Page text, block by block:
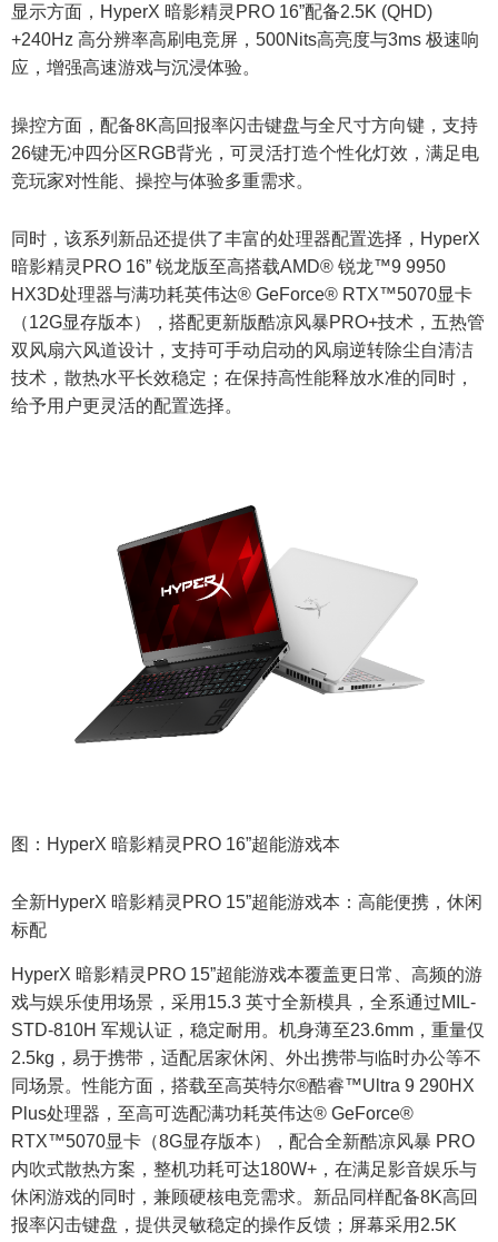
显示方面，HyperX 暗影精灵PRO 16”配备2.5K (QHD)
+240Hz 高分辨率高刷电竞屏，500Nits高亮度与3ms 极速响
应，增强高速游戏与沉浸体验。
操控方面，配备8K高回报率闪击键盘与全尺寸方向键，支持
26键无冲四分区RGB背光，可灵活打造个性化灯效，满足电
竞玩家对性能、操控与体验多重需求。
同时，该系列新品还提供了丰富的处理器配置选择，HyperX
暗影精灵PRO 16” 锐龙版至高搭载AMD® 锐龙™9 9950
HX3D处理器与满功耗英伟达® GeForce® RTX™5070显卡
（12G显存版本），搭配更新版酷凉风暴PRO+技术，五热管
双风扇六风道设计，支持可手动启动的风扇逆转除尘自清洁
技术，散热水平长效稳定；在保持高性能释放水准的同时，
给予用户更灵活的配置选择。
图：HyperX 暗影精灵PRO 16”超能游戏本
全新HyperX 暗影精灵PRO 15”超能游戏本：高能便携，休闲
标配
HyperX 暗影精灵PRO 15”超能游戏本覆盖更日常、高频的游
戏与娱乐使用场景，采用15.3 英寸全新模具，全系通过MIL-
STD-810H 军规认证，稳定耐用。机身薄至23.6mm，重量仅
2.5kg，易于携带，适配居家休闲、外出携带与临时办公等不
同场景。性能方面，搭载至高英特尔®酷睿™Ultra 9 290HX
Plus处理器，至高可选配满功耗英伟达® GeForce®
RTX™5070显卡（8G显存版本），配合全新酷凉风暴 PRO
内吹式散热方案，整机功耗可达180W+，在满足影音娱乐与
休闲游戏的同时，兼顾硬核电竞需求。新品同样配备8K高回
报率闪击键盘，提供灵敏稳定的操作反馈；屏幕采用2.5K